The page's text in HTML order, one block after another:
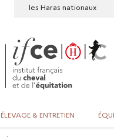
les Haras nationaux
ÉLEVAGE & ENTRETIEN